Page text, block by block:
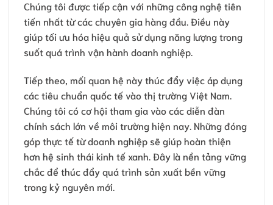
Chúng tôi được tiếp cận với những công nghệ tiên
tiến nhất từ các chuyên gia hàng đầu. Điều này
giúp tối ưu hóa hiệu quả sử dụng năng lượng trong
suốt quá trình vận hành doanh nghiệp.
Tiếp theo, mối quan hệ này thúc đẩy việc áp dụng
các tiêu chuẩn quốc tế vào thị trường Việt Nam.
Chúng tôi có cơ hội tham gia vào các diễn đàn
chính sách lớn về môi trường hiện nay. Những đóng
góp thực tế từ doanh nghiệp sẽ giúp hoàn thiện
hơn hệ sinh thái kinh tế xanh. Đây là nền tảng vững
chắc để thúc đẩy quá trình sản xuất bền vững
trong kỷ nguyên mới.